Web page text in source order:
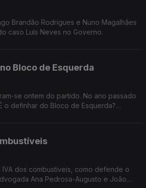
Brandão Rodrigues e Nuno Magalhães
caso Luís Neves no Governo.
Bloco de Esquerda
se ontem do partido. No ano passado
o definhar do Bloco de Esquerda?
dos combustíveis, como defende o
Ana Pedrosa-Augusto e João